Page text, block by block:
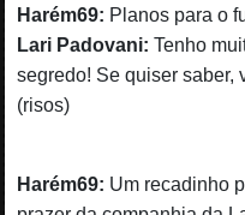
Harém69: Planos para o
Lari Padovani: Tenho
segredo! Se quiser saber,
(risos)
Harém69: Um recadinho